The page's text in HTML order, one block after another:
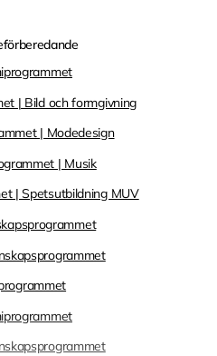
| Bild och formgivning
| Modedesign
| Musik
| Spetsutbildning MUV